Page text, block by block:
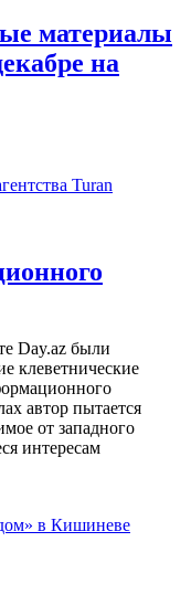
материалы
на
Day.az были
клеветнические
автор пытается
от западного
интересам